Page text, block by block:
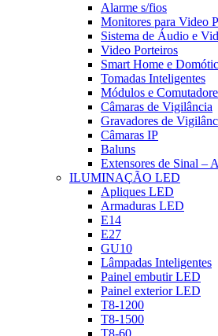
Alarme s/fios
Monitores para Video
Sistema de Áudio e
Video Porteiros
Smart Home e
Tomadas Inteligentes
Módulos e
Câmaras de Vigilância
Gravadores de
Câmaras IP
Baluns
Extensores de Sinal –
ILUMINAÇÃO LED
Apliques LED
Armaduras LED
E14
E27
GU10
Lâmpadas Inteligentes
Painel embutir LED
Painel exterior LED
T8-1200
T8-1500
T8-60